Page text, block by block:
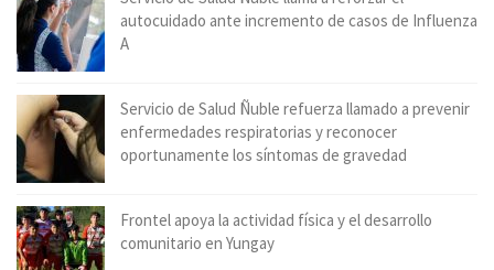
autocuidado ante incremento de casos de Influenza
A
Servicio de Salud Ñuble refuerza llamado a prevenir
enfermedades respiratorias y reconocer
oportunamente los síntomas de gravedad
Frontel apoya la actividad física y el desarrollo
comunitario en Yungay